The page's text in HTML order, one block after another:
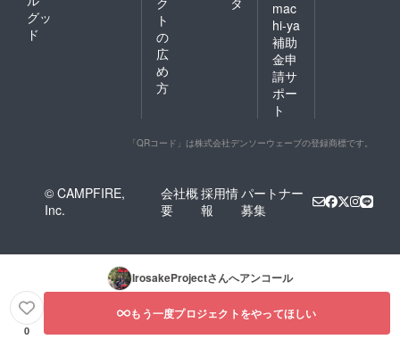
グッ
ド
ト
の
広
め
方
mac
hi-ya
補助
金申
請サ
ポー
ト
「QRコード」は株式会社デンソーウェーブの登録商標です。
© CAMPFIRE,
Inc.
会社概
要
採用情
報
パートナー
募集
IrosakeProjectさんへアンコール
0
もう一度プロジェクトをやってほしい